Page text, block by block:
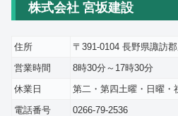
株式会社 宮坂建設
住所 〒391-0104 長野県諏訪
営業時間
8時30分～17時30分
休業日
第二・第四土曜・日曜・
電話番号
0266-79-2536